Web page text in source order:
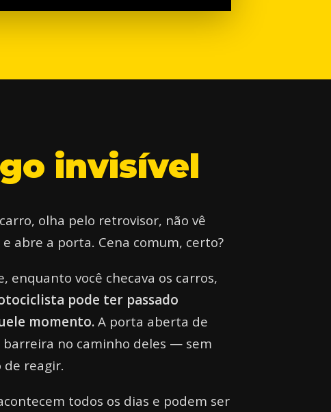
invisível
olha pelo retrovisor, não vê
abre a porta. Cena comum, certo?
enquanto você checava os carros,
pode ter passado
momento.A porta aberta de
no caminho deles — sem
de reagir.
todos os dias e podem ser